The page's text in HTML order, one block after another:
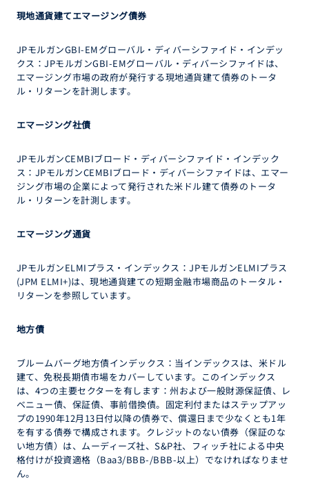
現地通貨建てエマージング債券
JPモルガンGBI-EMグローバル・ディバーシファイド・インデッ
クス：JPモルガンGBI-EMグローバル・ディバーシファイドは、
エマージング市場の政府が発行する現地通貨建て債券のトータ
ル・リターンを計測します。
エマージング社債
JPモルガンCEMBIブロード・ディバーシファイド・インデック
ス：JPモルガンCEMBIブロード・ディバーシファイドは、エマー
ジング市場の企業によって発行された米ドル建て債券のトータ
ル・リターンを計測します。
エマージング通貨
JPモルガンELMIプラス・インデックス：JPモルガンELMIプラス
(JPM ELMI+)は、現地通貨建ての短期金融市場商品のトータル・
リターンを参照しています。
地方債
ブルームバーグ地方債インデックス：当インデックスは、米ドル
建て、免税長期債市場をカバーしています。このインデックス
は、4つの主要セクターを有します：州および一般財源保証債、レ
ベニュー債、保証債、事前借換債。固定利付またはステップアッ
プの1990年12月13日付以降の債券で、償還日まで少なくとも1年
を有する債券で構成されます。クレジットのない債券（保証のな
い地方債）は、ムーディーズ社、S&P社、フィッチ社による中央
格付けが投資適格（Baa3/BBB-/BBB-以上）でなければなりませ
ん。